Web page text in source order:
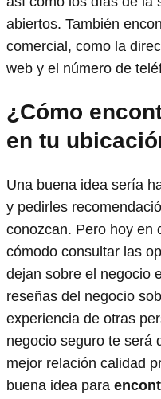
abiertos. También
comercial, como la
web y el número de
¿Cómo
en tu
Una buena idea sería
y pedirles
conozcan. Pero hoy en
cómodo consultar las
dejan sobre el negocio
reseñas del negocio
experiencia de otras
negocio seguro te será
mejor relación calidad
buena idea para